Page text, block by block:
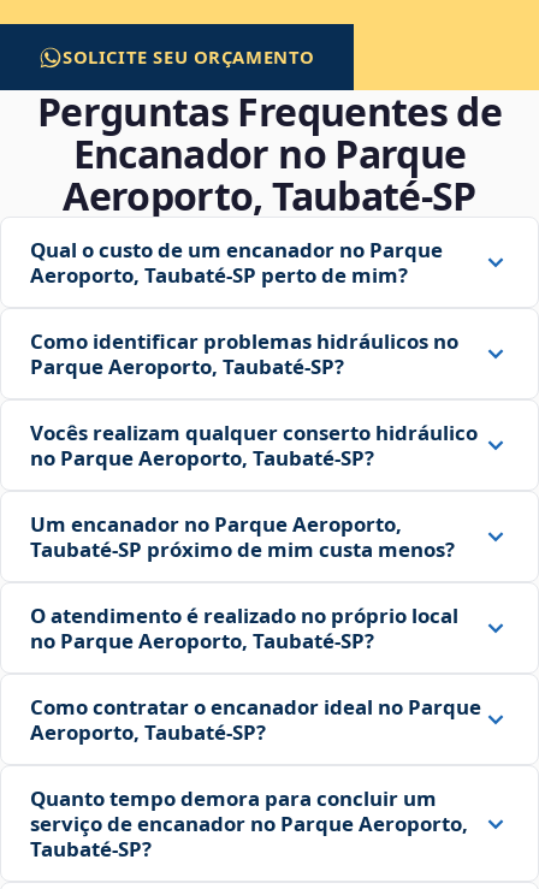
SOLICITE SEU ORÇAMENTO
Perguntas Frequentes de
Encanador no Parque
Aeroporto, Taubaté‑SP
Qual o custo de um encanador no Parque
Aeroporto, Taubaté‑SP perto de mim?
Como identificar problemas hidráulicos no
Parque Aeroporto, Taubaté‑SP?
Vocês realizam qualquer conserto hidráulico
no Parque Aeroporto, Taubaté‑SP?
Um encanador no Parque Aeroporto,
Taubaté‑SP próximo de mim custa menos?
O atendimento é realizado no próprio local
no Parque Aeroporto, Taubaté‑SP?
Como contratar o encanador ideal no Parque
Aeroporto, Taubaté‑SP?
Quanto tempo demora para concluir um
serviço de encanador no Parque Aeroporto,
Taubaté‑SP?